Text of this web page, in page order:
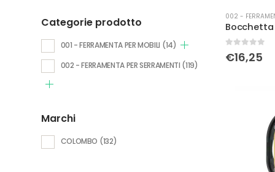
002 -
Su 5
€16,25
Categorie prodotto
001 - FERRAMENTA PER MOBILI (14)
002 - FERRAMENTA PER SERRAMENTI (119)
Marchi
COLOMBO (132)